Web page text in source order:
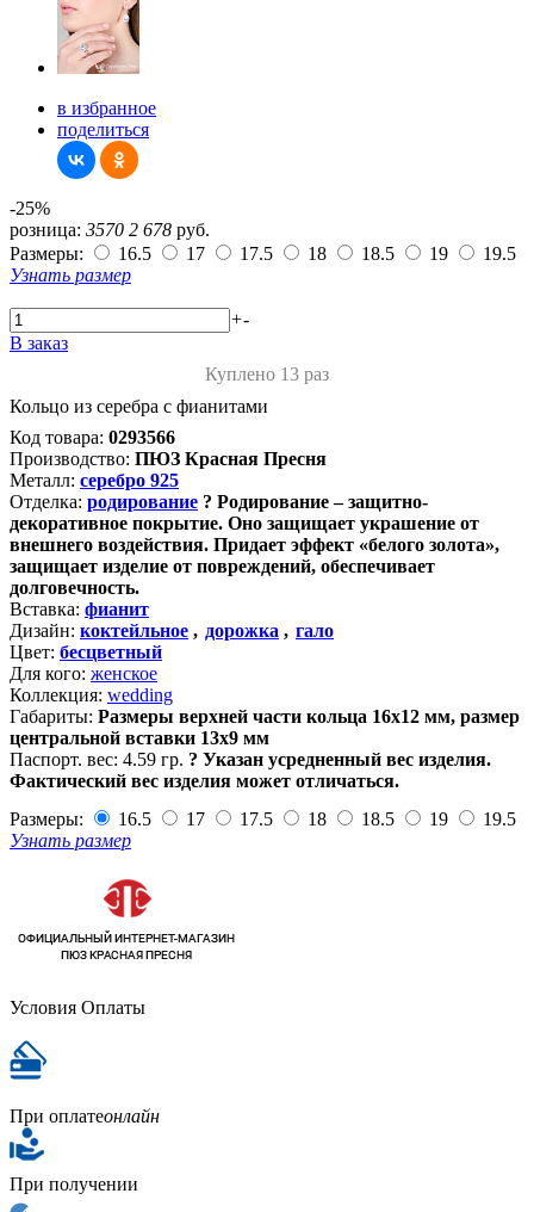
в избранное
поделиться
-25%
розница: 3570 2 678 руб.
Размеры:
16.5 17 17.5 18 18.5 19
19.5
Узнать размер
+-
В заказ
Куплено 13 раз
Кольцо из серебра с фианитами
Код товара: 0293566
Производство: ПЮЗ Красная Пресня
Металл: серебро 925
Отделка: родирование ? Родирование – защитно-
декоративное покрытие. Оно защищает украшение от
внешнего воздействия. Придает эффект «белого золота»,
защищает изделие от повреждений, обеспечивает
долговечность.
Вставка: фианит
Дизайн: коктейльное , дорожка , гало
Цвет: бесцветный
Для кого: женское
Коллекция: wedding
Габариты: Размеры верхней части кольца 16х12 мм, размер
центральной вставки 13х9 мм
Паспорт. вес: 4.59 гр. ? Указан усредненный вес изделия.
Фактический вес изделия может отличаться.
Размеры:
16.5 17 17.5 18 18.5 19
19.5
Узнать размер
Условия Оплаты
При оплатеонлайн
При получении